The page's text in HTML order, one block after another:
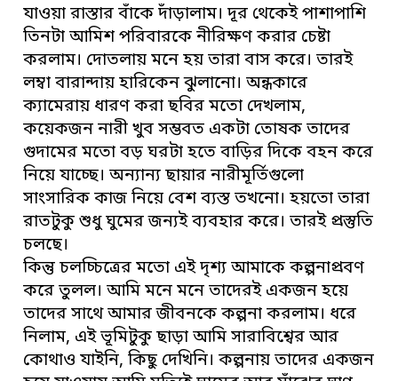
যাওয়া রাস্তার বাঁকে দাঁড়ালাম। দূর থেকেই পাশাপাশি
তিনটা আমিশ পরিবারকে নীরিক্ষণ করার চেষ্টা
করলাম। দোতলায় মনে হয় তারা বাস করে। তারই
লম্বা বারান্দায় হারিকেন ঝুলানো। অন্ধকারে
ক্যামেরায় ধারণ করা ছবির মতো দেখলাম,
কয়েকজন নারী খুব সম্ভবত একটা তোষক তাদের
গুদামের মতো বড় ঘরটা হতে বাড়ির দিকে বহন করে
নিয়ে যাচ্ছে। অন্যান্য ছায়ার নারীমূর্তিগুলো
সাংসারিক কাজ নিয়ে বেশ ব্যস্ত তখনো। হয়তো তারা
রাতটুকু শুধু ঘুমের জন্যই ব্যবহার করে। তারই প্রস্তুতি
চলছে।
কিন্তু চলচ্চিত্রের মতো এই দৃশ্য আমাকে কল্পনাপ্রবণ
করে তুলল। আমি মনে মনে তাদেরই একজন হয়ে
তাদের সাথে আমার জীবনকে কল্পনা করলাম। ধরে
নিলাম, এই ভূমিটুকু ছাড়া আমি সারাবিশ্বের আর
কোথাও যাইনি, কিছু দেখিনি। কল্পনায় তাদের একজন